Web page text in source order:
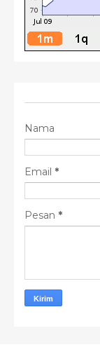
Nama
Email *
Pesan *